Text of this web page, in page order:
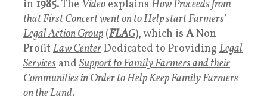
in 1985. The Video explains How Proceeds from
that First Concert went on to Help startFarmers’
Legal Action Group (FLAG), which is ANon
Profit Law CenterDedicated to Providing Legal
Services and Support to Family Farmers and their
Communities in Order to Help Keep Family Farmers
on the Land.